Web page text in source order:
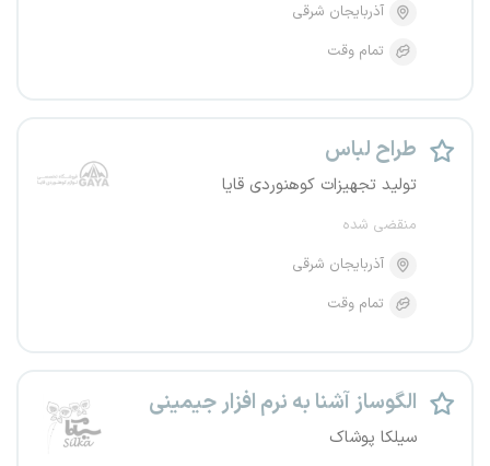
آذربایجان شرقی
تمام وقت
طراح لباس
تولید تجهیزات کوهنوردی قایا
منقضی شده
آذربایجان شرقی
تمام وقت
الگوساز آشنا به نرم افزار جیمینی
سیلکا پوشاک